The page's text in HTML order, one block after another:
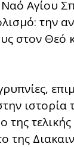
Αγίου
την
στον Θεό
ιστορία
της